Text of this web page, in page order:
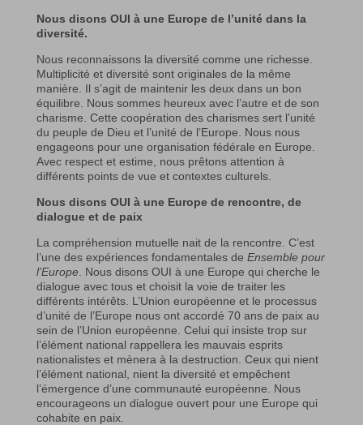
Nous disons OUI à une Europe de l’unité dans la
diversité.
Nous reconnaissons la diversité comme une richesse.
Multiplicité et diversité sont originales de la même
manière. Il s’agit de maintenir les deux dans un bon
équilibre. Nous sommes heureux avec l’autre et de son
charisme. Cette coopération des charismes sert l’unité
du peuple de Dieu et l’unité de l’Europe. Nous nous
engageons pour une organisation fédérale en Europe.
Avec respect et estime, nous prêtons attention à
différents points de vue et contextes culturels.
Nous disons OUI à une Europe de rencontre, de
dialogue et de paix
La compréhension mutuelle nait de la rencontre. C’est
l’une des expériences fondamentales de Ensemble pour
l’Europe. Nous disons OUI à une Europe qui cherche le
dialogue avec tous et choisit la voie de traiter les
différents intérêts. L’Union européenne et le processus
d’unité de l’Europe nous ont accordé 70 ans de paix au
sein de l’Union européenne. Celui qui insiste trop sur
l’élément national rappellera les mauvais esprits
nationalistes et mènera à la destruction. Ceux qui nient
l’élément national, nient la diversité et empêchent
l’émergence d’une communauté européenne. Nous
encourageons un dialogue ouvert pour une Europe qui
cohabite en paix.